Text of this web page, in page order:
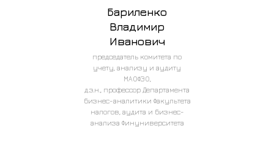
Бариленко
Владимир
Иванович
председатель комитета по
учету, анализу и аудиту
МАОФЭО,
д.э.н., профессор Департамента
бизнес-аналитики Факультета
налогов, аудита и бизнес-
анализа Финуниверситета